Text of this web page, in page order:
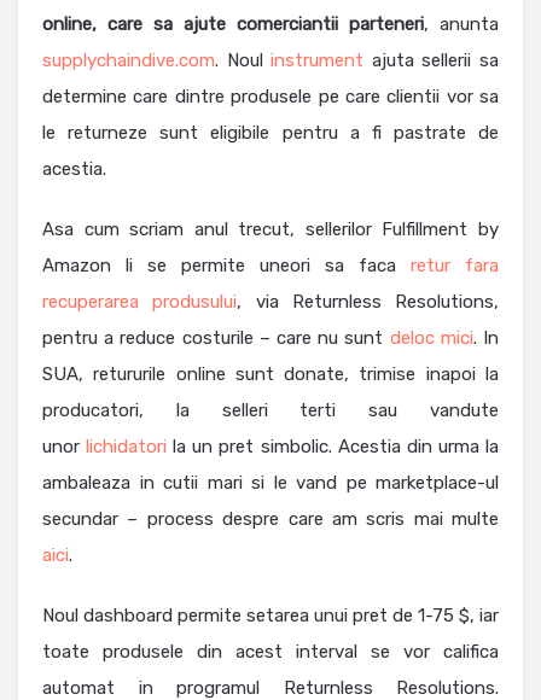
online, care sa ajute comerciantii parteneri, anunta
supplychaindive.com. Noulinstrument ajuta sellerii sa
determine care dintre produsele pe care clientii vor sa
le returneze sunt eligibile pentru a fi pastrate de
acestia.
Asa cum scriam anul trecut, sellerilor Fulfillment by
Amazon li se permite uneori sa faca retur fara
recuperarea produsului, via Returnless Resolutions,
pentru a reduce costurile – care nu sunt deloc mici. In
SUA, retururile online sunt donate, trimise inapoi la
producatori, la selleri terti sau vandute
unorlichidatori la un pret simbolic. Acestia din urma la
ambaleaza in cutii mari si le vand pe marketplace-ul
secundar – process despre care am scris mai multe
aici.
Noul dashboard permite setarea unui pret de 1-75 $, iar
toate produsele din acest interval se vor califica
automat in programul Returnless Resolutions.